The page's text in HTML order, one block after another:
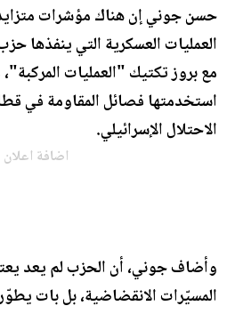
حسن جوني إن هناك مؤشرات
العمليات العسكرية التي ينفذها
مع بروز تكتيك "العمليات
استخدمتها فصائل المقاومة في
الاحتلال الإسرائيلي.
اضافة اعلان
وأضاف جوني، أن الحزب لم يعد
المسيّرات الانقضاضية، بل بات يطوّر